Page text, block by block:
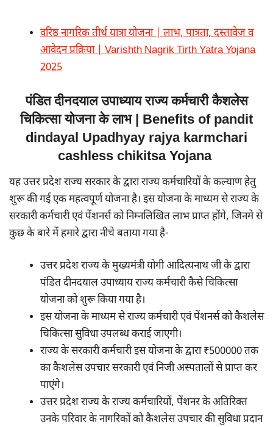
वरिष्ठ नागरिक तीर्थ यात्रा योजना | लाभ, पात्रता, दस्तावेज व
आवेदन प्रक्रिया | Varishth Nagrik Tirth Yatra Yojana
2025
पंडित दीनदयाल उपाध्याय राज्य कर्मचारी कैशलेस
चिकित्सा योजना के लाभ | Benefits of pandit
dindayal Upadhyay rajya karmchari
cashless chikitsa Yojana
यह उत्तर प्रदेश राज्य सरकार के द्वारा राज्य कर्मचारियों के कल्याण हेतु
शुरू की गई एक महत्वपूर्ण योजना है। इस योजना के माध्यम से राज्य के
सरकारी कर्मचारी एवं पेंशनर्स को निम्नलिखित लाभ प्राप्त होंगे, जिनमे से
कुछ के बारे में हमारे द्वारा नीचे बताया गया है-
उत्तर प्रदेश राज्य के मुख्यमंत्री योगी आदित्यनाथ जी के द्वारा
पंडित दीनदयाल उपाध्याय राज्य कर्मचारी कैसे चिकित्सा
योजना को शुरू किया गया है।
इस योजना के माध्यम से राज्य कर्मचारी एवं पेंशनर्स को कैशलेस
चिकित्सा सुविधा उपलब्ध कराई जाएगी।
राज्य के सरकारी कर्मचारी इस योजना के द्वारा ₹500000 तक
का कैशलेस उपचार सरकारी एवं निजी अस्पतालों से प्राप्त कर
पाएंगे।
उत्तर प्रदेश राज्य के राज्य कर्मचारियों, पेंशनर के अतिरिक्त
उनके परिवार के नागरिकों को कैशलेस उपचार की सुविधा प्रदान